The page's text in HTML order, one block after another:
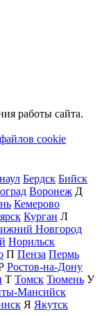
работы сайта.
cookie
Бердск Бийск
Воронеж Д
Кемерово
Курган Л
Новгород
Норильск
П Пенза Пермь
Ростов-на-Дону
Т Томск Тюмень У
Мансийск
Я Якутск